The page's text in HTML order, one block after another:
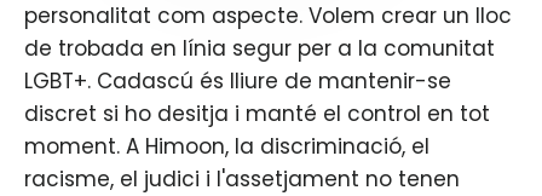
personalitat com aspecte. Volem crear un lloc
de trobada en línia segur per a la comunitat
LGBT+. Cadascú és lliure de mantenir-se
discret si ho desitja i manté el control en tot
moment. A Himoon, la discriminació, el
racisme, el judici i l'assetjament no tenen